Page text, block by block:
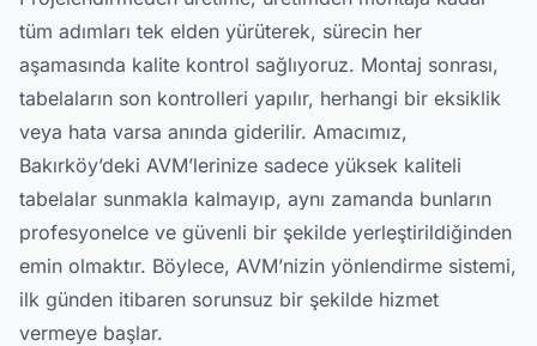
tüm adımları tek elden yürüterek, sürecin her
aşamasında kalite kontrol sağlıyoruz. Montaj sonrası,
tabelaların son kontrolleri yapılır, herhangi bir eksiklik
veya hata varsa anında giderilir. Amacımız,
Bakırköy’deki AVM’lerinize sadece yüksek kaliteli
tabelalar sunmakla kalmayıp, aynı zamanda bunların
profesyonelce ve güvenli bir şekilde yerleştirildiğinden
emin olmaktır. Böylece, AVM’nizin yönlendirme sistemi,
ilk günden itibaren sorunsuz bir şekilde hizmet
vermeye başlar.